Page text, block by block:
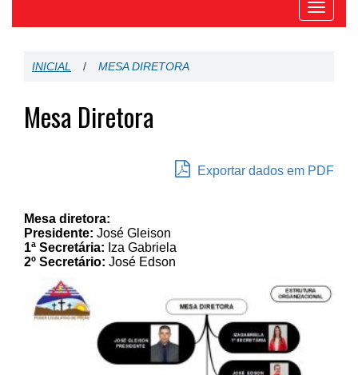
Toggle
INICIAL / MESA DIRETORA
Mesa Diretora
Exportar dados em PDF
Mesa diretora:
Presidente: José Gleison
1ª Secretária: Iza Gabriela
2º Secretário: José Edson